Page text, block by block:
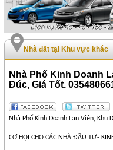
Nhà đất tại Khu vực khác
Nhà Phố Kinh Doanh
Đúc, Giá Tốt.
Nhà Phố Kinh Doanh Lan Viên,
CƠ HỘI CHO CÁC NHÀ ĐẦU TƯ-